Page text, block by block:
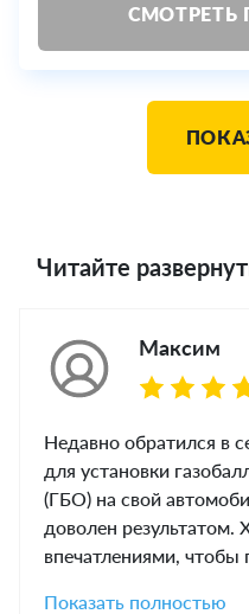
СМОТРЕТЬ
Читайте
Максим
Недавно обратился в
для установки
(ГБО) на свой
доволен результатом.
впечатлениями, чтобы
Показать полностью